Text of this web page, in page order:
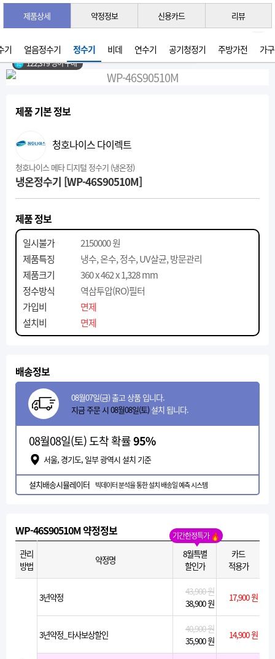
기 얼음정수기 정수기 비데 연수기 공기청정기 주방가전 가구
제품상세 약정정보 신용카드 리뷰
3초 간편 견적 받기 →
2026년 07월 생산
122,379 명이 구매
제품 기본 정보
청호나이스 다이렉트
청호나이스 메타 디지털 정수기 (냉온정)
냉온정수기 [WP-46S90510M]
제품 정보
일시불가
2150000 원
제품특징
냉수, 온수, 정수, UV살균, 방문관리
제품크기
360 x 462 x 1,328 mm
정수방식
역삼투압(RO)필터
가입비
면제
설치비
면제
배송정보
08월07일(금) 출고 상품 입니다.
지금 주문 시 08월08일(토)설치 됩니다.
08월08일(토) 도착 확률95%
서울, 경기도, 일부 광역시 설치 기준
설치배송시뮬레이터 빅데이터 분석을 통한 설치 배송일 예측 시스템
WP-46S90510M 약정정보 기간한정특가
관리
방법
약정명
8월특별
할인가
카드
적용가
3년약정
43,900 원
38,900 원
17,900 원
3년약정_타사보상할인
40,900 원
35,900 원
14,900 원